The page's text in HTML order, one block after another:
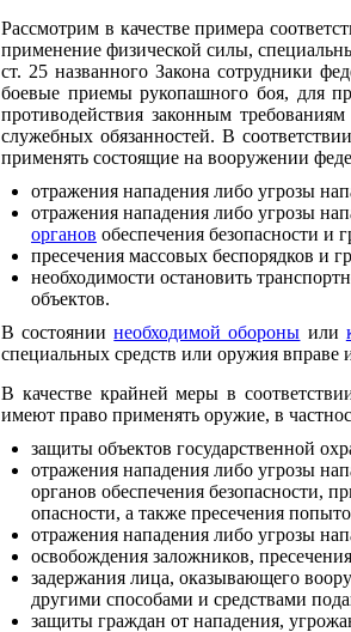
Рассмотрим в качестве примера
применение физической силы,
ст. 25 названного Закона сотрудники
боевые приемы рукопашного боя, для
противодействия законным
служебных обязанностей. В
применять состоящие на вооружении
отражения нападения либо угрозы
отражения нападения либо угрозы
органов обеспечения безопасности и
пресечения массовых беспорядков и
необходимости остановить
объектов.
В состояниинеобходимой обороны или
специальных средств или оружия вправе
В качестве крайней меры в
имеют право применять оружие, в
защиты объектов государственной
отражения нападения либо угрозы
органов обеспечения безопасности,
опасности, а также пресечения
отражения нападения либо угрозы
освобождения заложников,
задержания лица, оказывающего
другими способами и средствами
защиты граждан от нападения,